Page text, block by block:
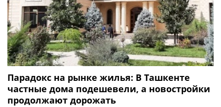
Парадокс на рынке жилья: В Ташкенте
частные дома подешевели, а новостройки
продолжают дорожать